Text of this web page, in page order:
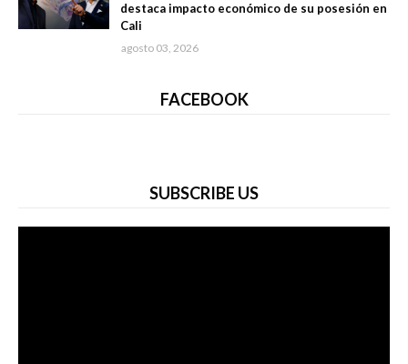
destaca impacto económico de su posesión en
Cali
agosto 03, 2026
FACEBOOK
SUBSCRIBE US